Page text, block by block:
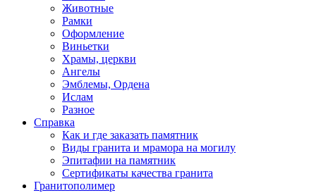
Животные
Рамки
Оформление
Виньетки
Храмы, церкви
Ангелы
Эмблемы, Ордена
Ислам
Разное
Справка
Как и где заказать памятник
Виды гранита и мрамора на могилу
Эпитафии на памятник
Сертификаты качества гранита
Гранитополимер